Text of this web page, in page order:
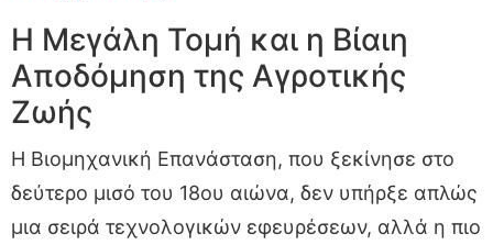
Η Μεγάλη Τομή και η Βίαιη
Αποδόμηση της Αγροτικής
Ζωής
Η Βιομηχανική Επανάσταση, που ξεκίνησε στο
δεύτερο μισό του 18ου αιώνα, δεν υπήρξε απλώς
μια σειρά τεχνολογικών εφευρέσεων, αλλά η πιο